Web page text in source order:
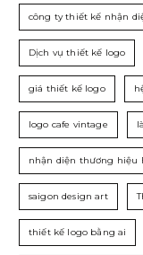
công ty thiết kế nhận
Dịch vụ thiết kế logo
giá thiết kế logo
logo cafe vintage
nhận diện thương hiệu
saigon design art
thiết kế logo bằng ai